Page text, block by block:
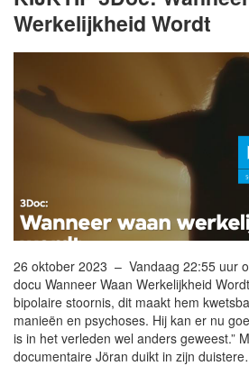
Werkelijkheid Wordt
26 oktober 2023 – Vandaag 22:55 uur
docu Wanneer Waan Werkelijkheid
bipolaire stoornis, dit maakt hem
manieën en psychoses. Hij kan er nu
is in het verleden wel anders geweest.”
documentaire Jöran duikt in zijn